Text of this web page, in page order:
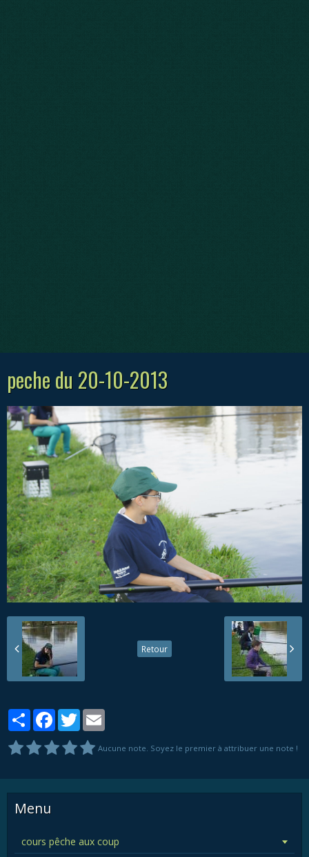
peche du 20-10-2013
Retour
PartagerFacebook
Twitter
Aucune note. Soyez le premier à attribuer une note !
Menu
cours pêche aux coup